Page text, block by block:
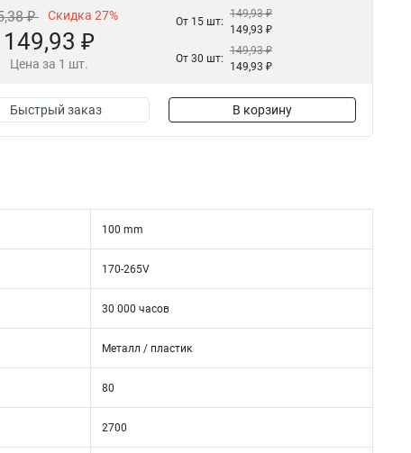
₽ Скидка 27%
149,93 ₽
Цена за 1 шт.
От 15 шт:
149,93 ₽
149,93 ₽
От 30 шт:
149,93 ₽
149,93 ₽
Быстрый заказ В корзину
100 mm
170-265V
30 000 часов
Металл / пластик
80
2700